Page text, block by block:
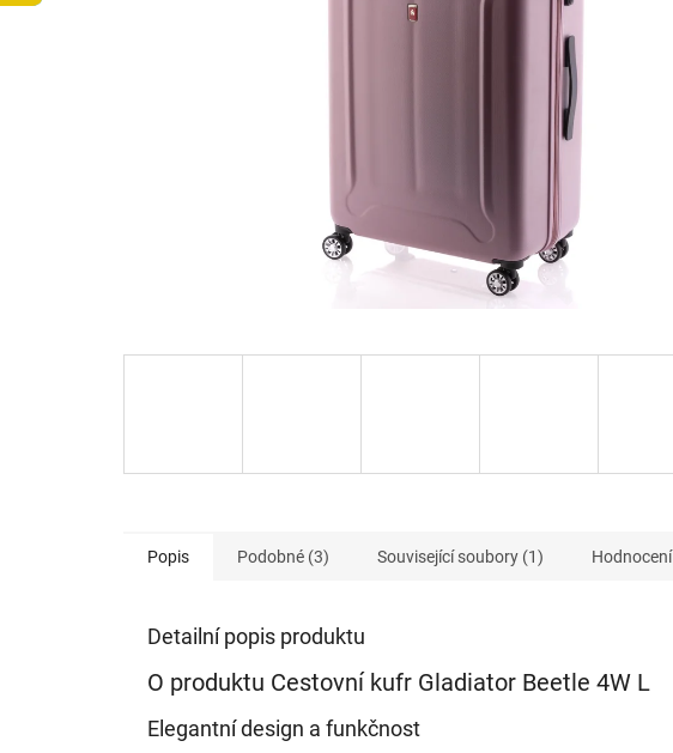
Popis Podobné (3) Související soubory (1) Hodnocení
Detailní popis produktu
O produktu Cestovní kufr Gladiator Beetle 4W L
Elegantní design a funkčnost